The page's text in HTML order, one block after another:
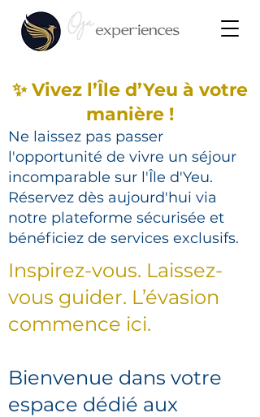
✨ Vivez l’Île d’Yeu à votre
manière !
Ne laissez pas passer
l'opportunité de vivre un séjour
incomparable sur l'Île d'Yeu.
Réservez dès aujourd'hui via
notre plateforme sécurisée et
bénéficiez de services exclusifs.
Inspirez-vous. Laissez-
vous guider. L’évasion
commence ici.
Bienvenue dans votre
espace dédié aux